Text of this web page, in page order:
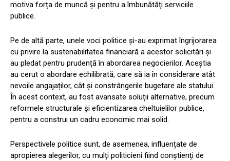
motiva forța de muncă și pentru a îmbunătăți serviciile
publice.
Pe de altă parte, unele voci politice și-au exprimat îngrijorarea
cu privire la sustenabilitatea financiară a acestor solicitări și
au pledat pentru prudență în abordarea negocierilor. Aceștia
au cerut o abordare echilibrată, care să ia în considerare atât
nevoile angajaților, cât și constrângerile bugetare ale statului.
În acest context, au fost avansate soluții alternative, precum
reformele structurale și eficientizarea cheltuielilor publice,
pentru a construi un cadru economic mai solid.
Perspectivele politice sunt, de asemenea, influențate de
apropierea alegerilor, cu mulți politicieni fiind conștienți de